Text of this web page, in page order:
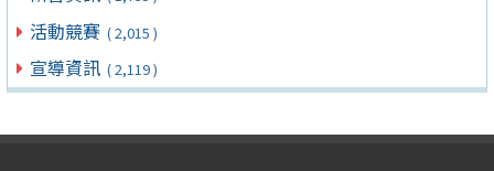
活動競賽 ( 2,015 )
宣導資訊 ( 2,119 )